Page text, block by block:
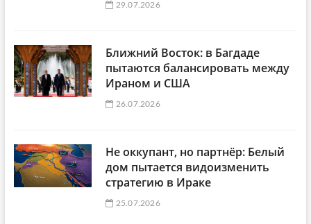
29.07.2026
Ближний Восток: в Багдаде
пытаются балансировать между
Ираном и США
26.07.2026
Не оккупант, но партнёр: Белый
дом пытается видоизменить
стратегию в Ираке
25.07.2026